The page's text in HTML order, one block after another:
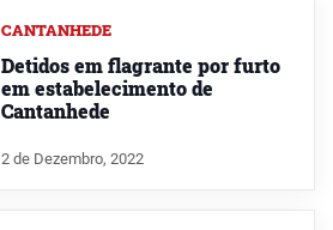
CANTANHEDE
Detidos em flagrante por furto
em estabelecimento de
Cantanhede
2 de Dezembro, 2022